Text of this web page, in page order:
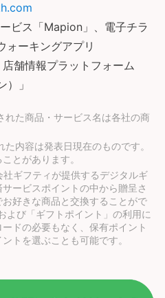
ビス「Mapion」、電子チラ
ォーキングアプリ
舗情報プラットフォーム
）」
れた商品・サービス名は各社の商
内容は発表日現在のものです。
とがあります。
ギフティが提供するデジタルギ
ービスポイントの中から贈呈さ
好きな商品と交換することがで
よび「ギフトポイント」の利用に
ドの必要もなく、保有ポイント
トを選ぶことも可能です。